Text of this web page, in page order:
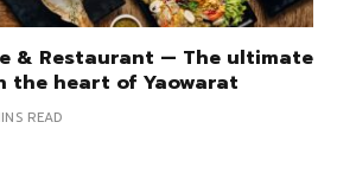
& Restaurant — The ultimate
the heart of Yaowarat
READ